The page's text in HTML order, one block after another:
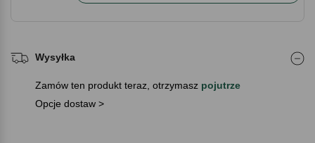
Wysyłka
Zamów ten produkt teraz, otrzymasz pojutrze
Opcje dostaw >